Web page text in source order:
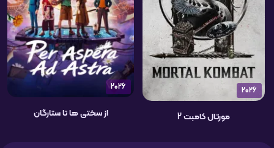
2026
مورتال کامبت 2
2026
از سختی ها تا ستارگان